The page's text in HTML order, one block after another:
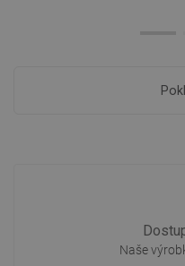
Naše